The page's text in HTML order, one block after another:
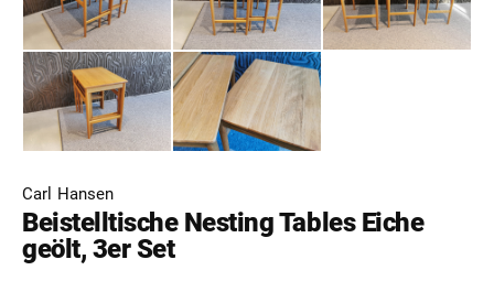
Carl Hansen
Beistelltische Nesting Tables Eiche
geölt, 3er Set